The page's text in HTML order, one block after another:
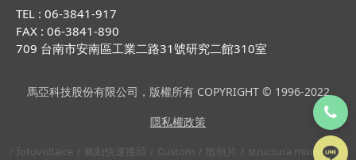
TEL : 06-3841-917
FAX : 06-3841-890
709 台南市安南區工業二路31號研究二館310室
馬亞科技股份有限公司，版權所有 COPYRIGHT © 1996-2022
隱私權政策
fotovoltaice 氣動快速接頭 Custom 散熱片 structura montaj